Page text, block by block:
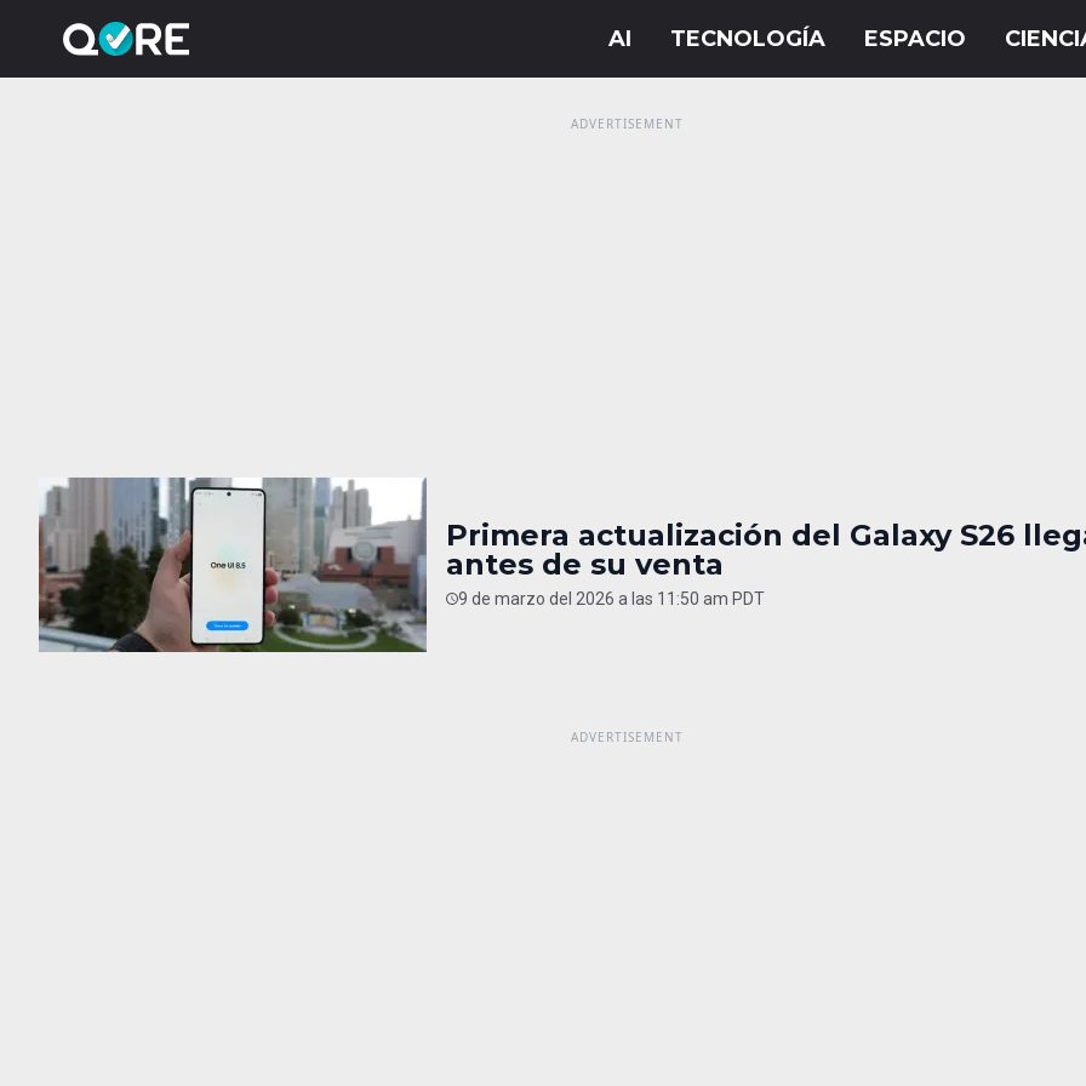
Primera actualización del Galaxy S26
antes de su venta
9 de marzo del 2026 a las 11:50 am PDT